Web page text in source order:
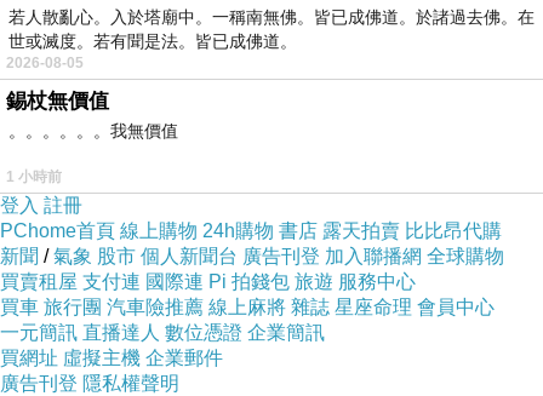
扛一張回家！XD
初來乍到的朋友，若不清楚老闆葉偉志也就是主廚葉師傅的來歷，不妨閱覽牆
上的簡介！
若人散亂心。入於塔廟中。一稱南無佛。皆已成佛道。於諸過去佛。在
世或滅度。若有聞是法。皆已成佛道。
2026-08-05
錫杖無價值
。。。。。。我無價值
1 小時前
登入 註冊
PChome首頁 線上購物 24h購物 書店 露天拍賣 比比昂代購
新聞 /氣象 股市 個人新聞台 廣告刊登 加入聯播網 全球購物
買賣租屋 支付連 國際連 Pi 拍錢包 旅遊 服務中心
買車 旅行團 汽車險推薦 線上麻將 雜誌 星座命理 會員中心
一元簡訊 直播達人 數位憑證 企業簡訊
買網址 虛擬主機 企業郵件
廣告刊登 隱私權聲明